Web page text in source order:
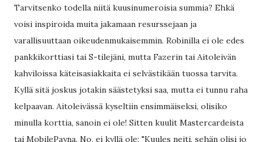
Tarvitsenko todella niitä kuusinumeroisia summia? Ehkä
voisi inspiroida muita jakamaan resurssejaan ja
varallisuuttaan oikeudenmukaisemmin. Robinilla ei ole edes
pankkikorttiasi tai S-tilejäni, mutta Fazerin tai Aitoleivän
kahviloissa käteisasiakkaita ei selvästikään tuossa tarvita.
Kyllä sitä joskus jotakin säästetyksi saa, mutta ei tunnu raha
kelpaavan. Aitoleivässä kyseltiin ensimmäiseksi, olisiko
minulla korttia, sanoin ei ole! Sitten kuulit Mastercardeista
tai MobilePayna. No, ei kyllä ole: "Kuules neiti, sehän olisi jo